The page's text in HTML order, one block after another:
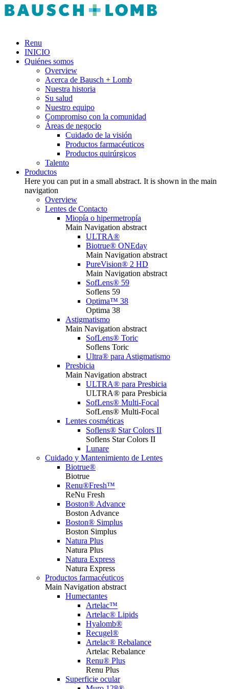
Renu
INICIO
Quiénes somos
Overview
Acerca de Bausch + Lomb
Nuestra historia
Su salud
Nuestro equipo
Compromiso con la comunidad
Áreas de negocio
Cuidado de la visión
Productos farmacéuticos
Productos quirúrgicos
Talento
Productos
Here you can put in a small abstract. It is shown in the main
navigation
Overview
Lentes de Contacto
Miopía o hipermetropía
Main Navigation abstract
ULTRA®
Biotrue® ONEday
Main Navigation abstract
PureVision® 2 HD
Main Navigation abstract
SofLens® 59
Soflens 59
Optima™ 38
Optima 38
Astigmatismo
Main Navigation abstract
SofLens® Toric
Soflens Toric
Ultra® para Astigmatismo
Presbicia
Main Navigation abstract
ULTRA® para Presbicia
ULTRA® para Presbicia
SofLens® Multi-Focal
SofLens® Multi-Focal
Lentes cosméticas
Soflens® Star Colors II
Soflens Star Colors II
Lunare
Cuidado y Mantenimiento de Lentes
Biotrue®
Biotrue
Renu®Fresh™
ReNu Fresh
Boston® Advance
Boston Advance
Boston® Simplus
Boston Simplus
Natura Plus
Natura Plus
Natura Express
Natura Express
Productos farmacéuticos
Main Navigation abstract
Humectantes
Artelac™
Artelac® Lipids
Hyalomb®
Recugel®
Artelac® Rebalance
Artelac Rebalance
Renu® Plus
Renu Plus
Superficie ocular